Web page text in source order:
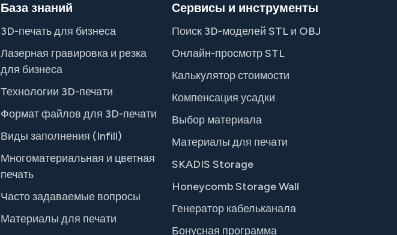
База знаний
3D-печать для бизнеса
Лазерная гравировка и резка
для бизнеса
Технологии 3D-печати
Формат файлов для 3D-печати
Виды заполнения (Infill)
Многоматериальная и цветная
печать
Часто задаваемые вопросы
Материалы для печати
Сервисы и инструменты
Поиск 3D-моделей STL и OBJ
Онлайн-просмотр STL
Калькулятор стоимости
Компенсация усадки
Выбор материала
Материалы для печати
SKADIS Storage
Honeycomb Storage Wall
Генератор кабельканала
Бонусная программа